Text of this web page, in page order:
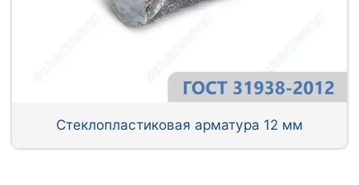
Стеклопластиковая арматура 12 мм